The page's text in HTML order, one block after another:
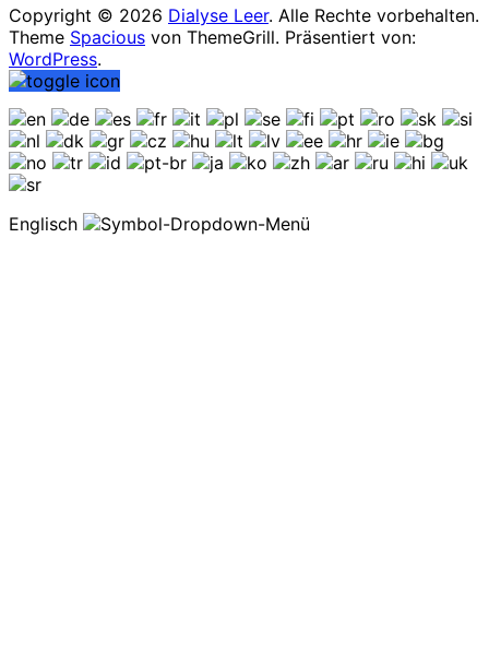
Copyright © 2026 Dialyse Leer. Alle Rechte vorbehalten.
Theme Spacious von ThemeGrill. Präsentiert von:
WordPress.
Englisch